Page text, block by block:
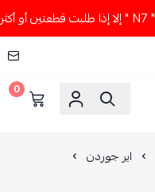
0
اير جوردن